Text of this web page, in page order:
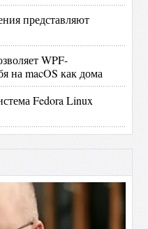
представляют
WPF-
на macOS как дома
Fedora Linux